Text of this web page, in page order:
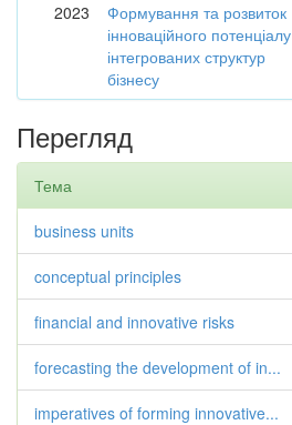
2023
Формування та розвиток
інноваційного потенціалу
інтегрованих структур
бізнесу
Перегляд
Тема
business units
conceptual principles
financial and innovative risks
forecasting the development of in...
imperatives of forming innovative...